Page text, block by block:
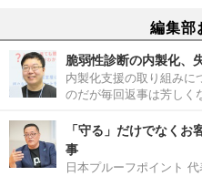
編集部
脆弱性診断の内製化、
内製化支援の取り組みに
のだが毎回返事は芳しく
「守る」だけでなく
事
日本プルーフポイント